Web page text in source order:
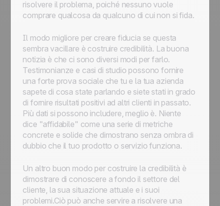
risolvere il problema, poiché nessuno vuole
comprare qualcosa da qualcuno di cui non si fida.
Il modo migliore per creare fiducia se questa
sembra vacillare è costruire credibilità. La buona
notizia è che ci sono diversi modi per farlo.
Testimonianze e casi di studio possono fornire
una forte prova sociale che tu e la tua azienda
sapete di cosa state parlando e siete stati in grado
di fornire risultati positivi ad altri clienti in passato.
Più dati si possono includere, meglio è. Niente
dice "affidabile" come una serie di metriche
concrete e solide che dimostrano senza ombra di
dubbio che il tuo prodotto o servizio funziona.
Un altro buon modo per costruire la credibilità è
dimostrare di conoscere a fondo il settore del
cliente, la sua situazione attuale e i suoi
problemi.Ciò può anche servire a risolvere una